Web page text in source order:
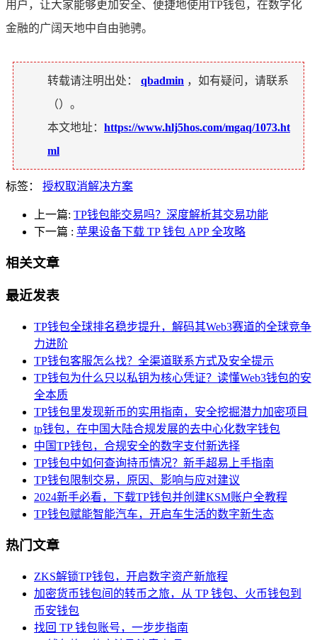
用户，让大家能够更加安全、便捷地使用TP钱包，在数字化
金融的广阔天地中自由驰骋。
转载请注明出处： qbadmin ，如有疑问，请联系
（）。
本文地址： https://www.hlj5hos.com/mgaq/1073.ht
ml
标签： 授权取消解决方案
上一篇: TP钱包能交易吗？深度解析其交易功能
下一篇 : 苹果设备下载 TP 钱包 APP 全攻略
相关文章
最近发表
TP钱包全球排名稳步提升，解码其Web3赛道的全球竞争
力进阶
TP钱包客服怎么找？全渠道联系方式及安全提示
TP钱包为什么只以私钥为核心凭证？读懂Web3钱包的安
全本质
TP钱包里发现新币的实用指南，安全挖掘潜力加密项目
tp钱包，在中国大陆合规发展的去中心化数字钱包
中国TP钱包，合规安全的数字支付新选择
TP钱包中如何查询持币情况？新手超易上手指南
TP钱包限制交易，原因、影响与应对建议
2024新手必看，下载TP钱包并创建KSM账户全教程
TP钱包赋能智能汽车，开启车生活的数字新生态
热门文章
ZKS解锁TP钱包，开启数字资产新旅程
加密货币钱包间的转币之旅，从 TP 钱包、火币钱包到
币安钱包
找回 TP 钱包账号，一步步指南